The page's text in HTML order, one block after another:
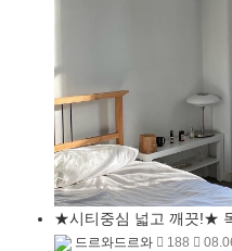
★시티중심 넓고 깨끗!★
드르와드르와 188